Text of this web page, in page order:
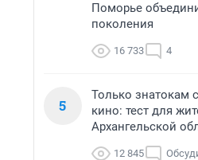
Поморье
поколения
16 733 4
5
Только знатокам
кино: тест для
Архангельской
12 845